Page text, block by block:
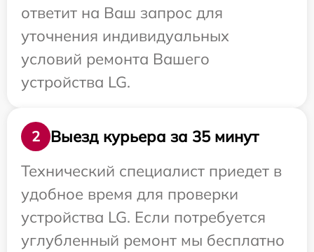
ответит на Ваш запрос для
уточнения индивидуальных
условий ремонта Вашего
устройства LG.
2
Выезд курьера за 35 минут
Технический специалист приедет в
удобное время для проверки
устройства LG. Если потребуется
углубленный ремонт мы бесплатно